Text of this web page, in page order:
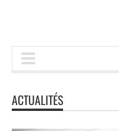
ACTUALITÉS